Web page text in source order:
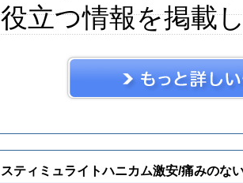
役立つ情報を掲載
スティミュライトハニカム激安/痛みのな